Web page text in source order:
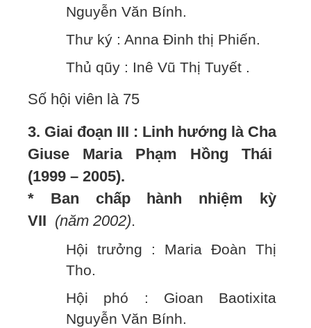
Nguyễn Văn Bính.
Thư ký : Anna Đinh thị Phiến.
Thủ qũy : Inê Vũ Thị Tuyết .
Số hội viên là 75
3. Giai đoạn III : Linh hướng là Cha
Giuse Maria Phạm Hồng Thái
(1999 – 2005).
* Ban chấp hành nhiệm kỳ
VII (năm 2002).
Hội trưởng : Maria Đoàn Thị
Tho.
Hội phó : Gioan Baotixita
Nguyễn Văn Bính.